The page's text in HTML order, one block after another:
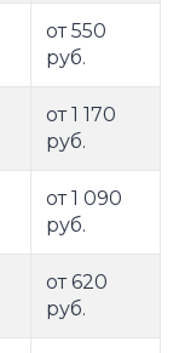
от 550
руб.
от 1 170
руб.
от 1 090
руб.
от 620
руб.